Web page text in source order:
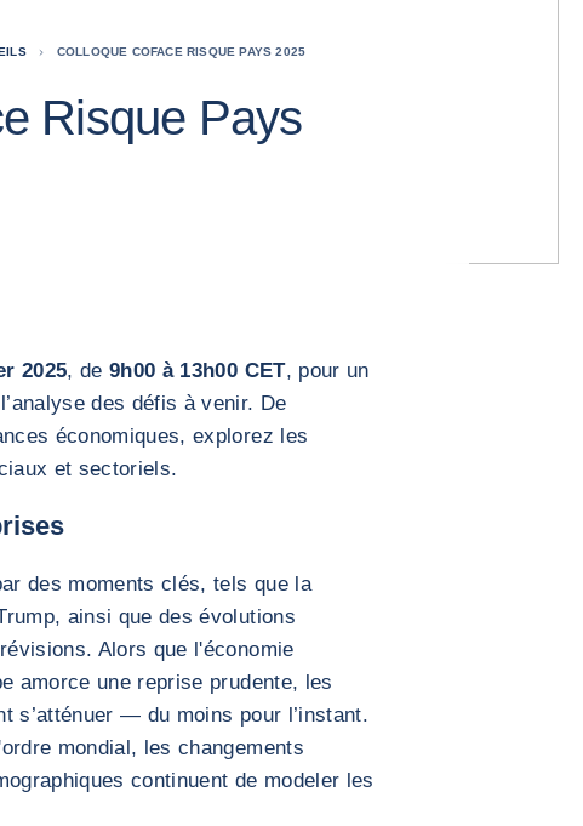
COLLOQUE COFACE RISQUE PAYS 2025
Risque Pays
2025, de9h00 à 13h00 CET, pour un
des défis à venir. De
économiques, explorez les
et sectoriels.
des moments clés, tels que la
ainsi que des évolutions
Alors que l'économie
amorce une reprise prudente, les
s’atténuer — du moins pour l’instant.
mondial, les changements
continuent de modeler les